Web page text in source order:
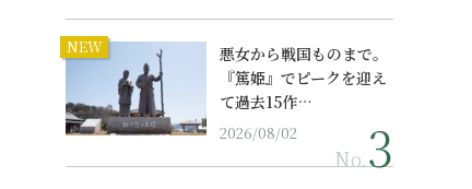
NEW
悪女から戦国ものまで。
『篤姫』でピークを迎え
て過去15作…
2026/08/02
No.